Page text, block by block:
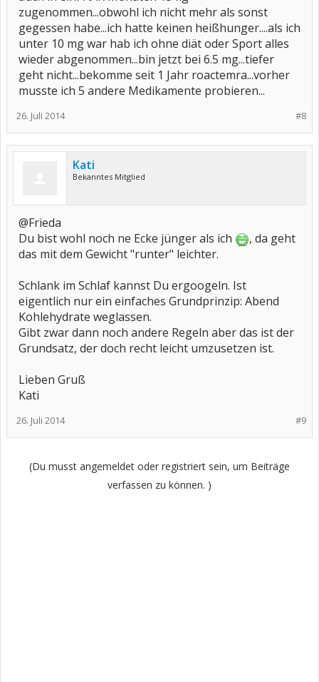
zugenommen...obwohl ich nicht mehr als sonst
gegessen habe...ich hatte keinen heißhunger....als ich
unter 10 mg war hab ich ohne diät oder Sport alles
wieder abgenommen...bin jetzt bei 6.5 mg...tiefer
geht nicht...bekomme seit 1 Jahr roactemra...vorher
musste ich 5 andere Medikamente probieren...
#8
26. Juli 2014
Kati
Bekanntes Mitglied
@Frieda
Du bist wohl noch ne Ecke jünger als ich
, da geht
das mit dem Gewicht "runter" leichter.
Schlank im Schlaf kannst Du ergoogeln. Ist
eigentlich nur ein einfaches Grundprinzip: Abend
Kohlehydrate weglassen.
Gibt zwar dann noch andere Regeln aber das ist der
Grundsatz, der doch recht leicht umzusetzen ist.
Lieben Gruß
Kati
#9
26. Juli 2014
(Du musst angemeldet oder registriert sein, um Beiträge
verfassen zu können. )